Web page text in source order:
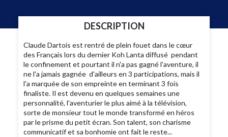
DESCRIPTION
Claude Dartois est rentré de plein fouet dans le cœur
des Français lors du dernier Koh Lanta diffusé pendant
le confinement et pourtant il n'a pas gagné l'aventure, il
ne l'a jamais gagnée d'ailleurs en 3 participations, mais il
l'a marquée de son empreinte en terminant 3 fois
finaliste. Il est devenu en quelques semaines une
personnalité, l'aventurier le plus aimé à la télévision,
sorte de monsieur tout le monde transformé en héros
par le prisme du petit écran. Son talent, son charisme
communicatif et sa bonhomie ont fait le reste...